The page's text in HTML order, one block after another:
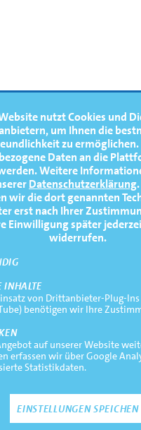
nutzt Cookies und
um Ihnen die
zu ermöglichen.
Daten an die
Weitere
Datenschutzerklärung
wir die dort genannten
erst nach Ihrer
Einwilligung später
widerrufen.
INHALTE
von Drittanbieter-Plug-
benötigen wir Ihre
auf unserer Website
erfassen wir über Google
Statistikdaten.
EINSTELLUNGEN SPEICHEN
NEWS
TERMINE
MEDIATHEK
PRESSE
FAQ
NEWSLETTER
Impressum
Datenschutz